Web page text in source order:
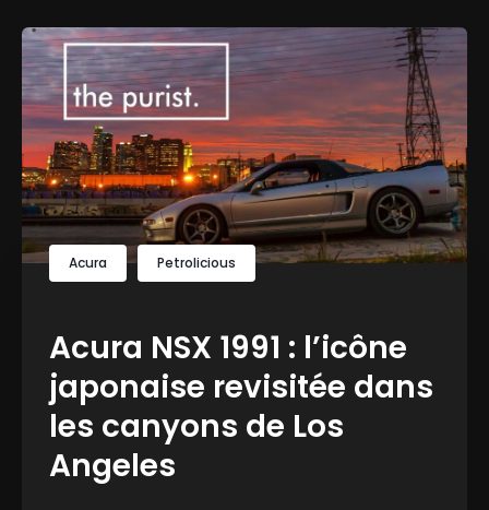
Acura Petrolicious
Acura NSX 1991 : l’icône
japonaise revisitée dans
les canyons de Los
Angeles